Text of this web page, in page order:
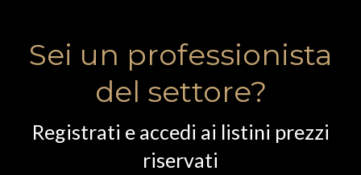
Sei un professionista
del settore?
Registrati e accedi ai listini prezzi
riservati